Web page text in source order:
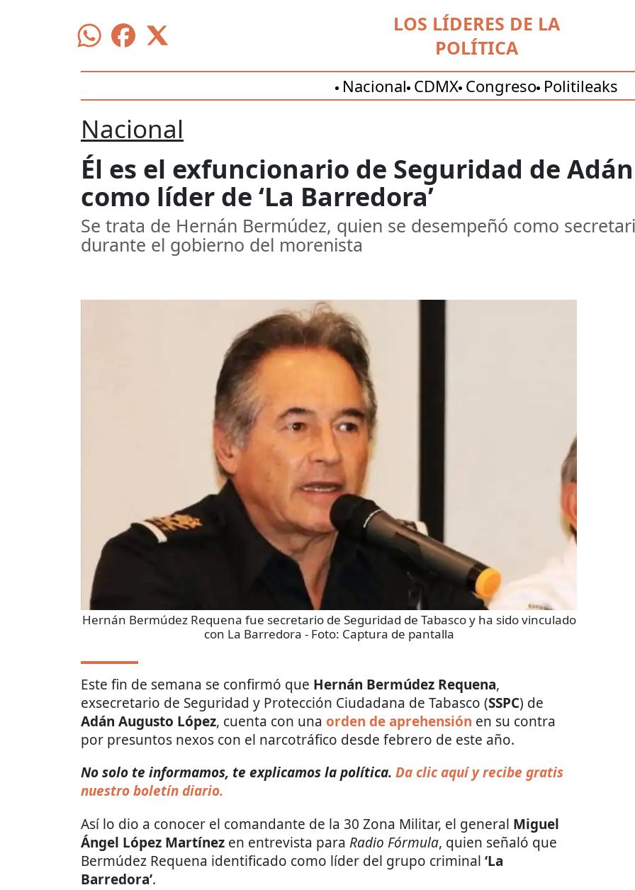
LOS LÍDERES DE LA
POLÍTICA
Nacional CDMX Congreso Politileaks
Nacional
Él es el exfuncionario de Seguridad de
como líder de ‘La Barredora’
Se trata de Hernán Bermúdez, quien se desempeñó como
durante el gobierno del morenista
Hernán Bermúdez Requena fue secretario de Seguridad de Tabasco y ha sido vinculado
con La Barredora - Foto: Captura de pantalla
Este fin de semana se confirmó que Hernán Bermúdez Requena,
exsecretario de Seguridad y Protección Ciudadana de Tabasco (SSPC) de
Adán Augusto López, cuenta con una orden de aprehensión en su contra
por presuntos nexos con el narcotráfico desde febrero de este año.
No solo te informamos, te explicamos la política. Da clic aquí y recibe gratis
nuestro boletín diario.
Así lo dio a conocer el comandante de la 30 Zona Militar, el general Miguel
Ángel López Martínez en entrevista para Radio Fórmula, quien señaló que
Bermúdez Requena identificado como líder del grupo criminal ‘La
Barredora’.